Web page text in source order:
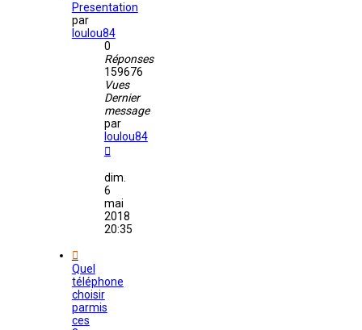
Presentation
par
loulou84
0
Réponses
159676
Vues
Dernier
message
par
loulou84
dim.
6
mai
2018
20:35
Quel
téléphone
choisir
parmis
ces